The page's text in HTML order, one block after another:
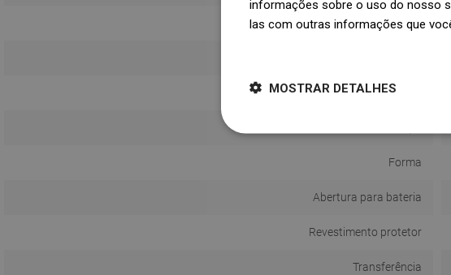
Cor
Material
Forma
Abertura para bateria
Revestimento protetor
Transferência
informações sobre o uso do nosso
las com outras informações que
MOSTRAR DETALHES